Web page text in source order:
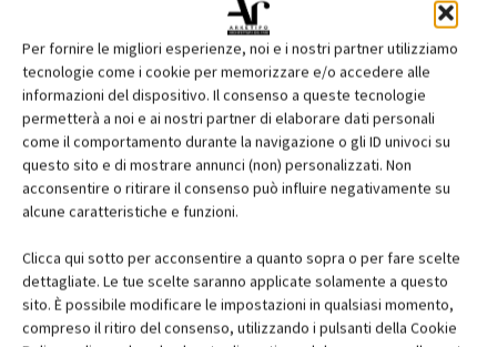
Per fornire le migliori esperienze, noi e i nostri partner utilizziamo
tecnologie come i cookie per memorizzare e/o accedere alle
informazioni del dispositivo. Il consenso a queste tecnologie
permetterà a noi e ai nostri partner di elaborare dati personali
come il comportamento durante la navigazione o gli ID univoci su
questo sito e di mostrare annunci (non) personalizzati. Non
acconsentire o ritirare il consenso può influire negativamente su
alcune caratteristiche e funzioni.
Clicca qui sotto per acconsentire a quanto sopra o per fare scelte
dettagliate. Le tue scelte saranno applicate solamente a questo
sito. È possibile modificare le impostazioni in qualsiasi momento,
compreso il ritiro del consenso, utilizzando i pulsanti della Cookie
Facebook Twitter Pinterest
RELATED ARTICLES MORE FROM AUTHOR
per una gestione intuitiva del fan coil
contenuto sponsorizzato